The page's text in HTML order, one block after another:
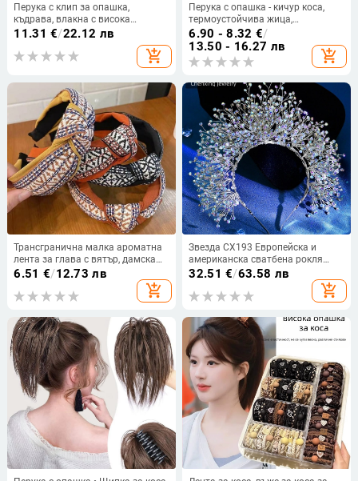
Перука с клип за опашка,
къдрава, влакна с висока
температура, модел MW062, стил
неподходяща за боядисване с
11.31 €/22.12 лв
add_shopping_cart
Перука с опашка - кичур коса,
термоустойчива жица,
неподходяща за боядисване
6.90 - 8.32 €/
13.50 - 16.27 лв
add_shopping_cart
Трансгранична малка ароматна
лента за глава с вятър, дамска
корейска версия на ретро лента
за глава с широка периферия,
аксесоари за коса с фиби, есен и
бижута на едро
6.51 €/12.73 лв
add_shopping_cart
Звезда CX193 Европейска и
американска сватбена рокля
Голяма корона Шапка Сватбена
булка Атмосферни аксесоари за
коса Криптиран лъскав обръч за
32.51 €/63.58 лв
add_shopping_cart